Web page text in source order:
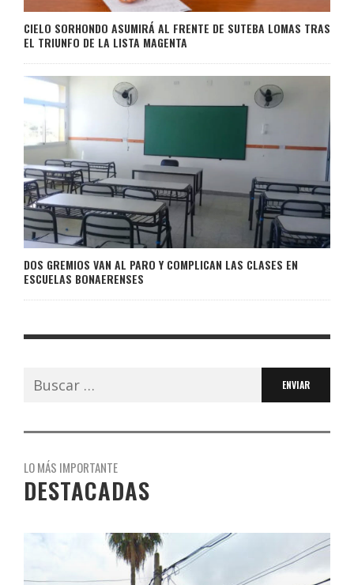
CIELO SORHONDO ASUMIRÁ AL FRENTE DE SUTEBA LOMAS TRAS
EL TRIUNFO DE LA LISTA MAGENTA
DOS GREMIOS VAN AL PARO Y COMPLICAN LAS CLASES EN
ESCUELAS BONAERENSES
Buscar:
LO MÁS IMPORTANTE
DESTACADAS